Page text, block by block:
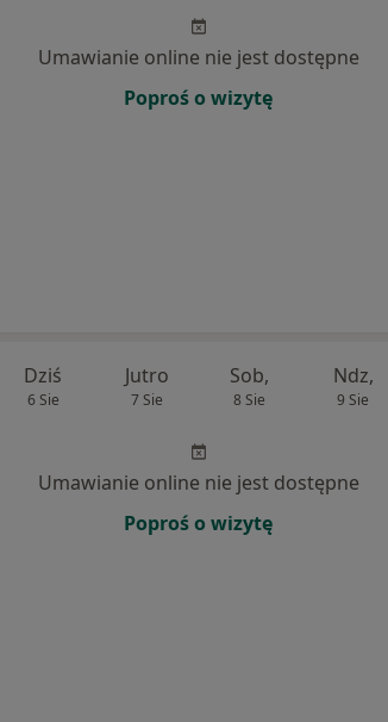
Umawianie online nie jest dostępne
Poproś o wizytę
Dziś
6 Sie
Jutro
7 Sie
Sob,
8 Sie
Ndz,
9 Sie
Umawianie online nie jest dostępne
Poproś o wizytę